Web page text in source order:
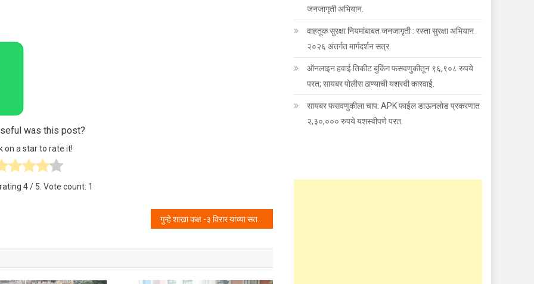
was this post?
on a star to rate it!
4/ 5. Vote count: 1
गुन्हे शाखा कक्ष -३ विरार यांच्या सतर्कतेमुळे आंतरराज्यीय टोळीच्या चार सदस्यांचा पर्दापाश .
जनजागृती अभियान.
वाहतूक सुरक्षा नियमांबाबत जनजागृती : रस्ता सुरक्षा अभियान
२०२६ अंतर्गत मार्गदर्शन सत्र.
ऑनलाइन हवाई तिकीट बुकिंग फसवणुकीतून ९६,९०८ रुपये
परत; सायबर पोलीस ठाण्याची यशस्वी कारवाई.
सायबर फसवणुकीला चाप: APK फाईल डाऊनलोड प्रकरणात
२,३०,००० रुपये यशस्वीपणे परत.